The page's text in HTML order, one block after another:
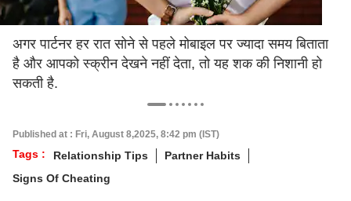
अगर पार्टनर हर रात सोने से पहले मोबाइल पर ज्यादा समय बिताता
है और आपको स्क्रीन देखने नहीं देता, तो यह शक की निशानी हो
सकती है.
Published at : Fri, August 8,2025, 8:42 pm (IST)
Tags : Relationship Tips
Partner Habits
Signs Of Cheating